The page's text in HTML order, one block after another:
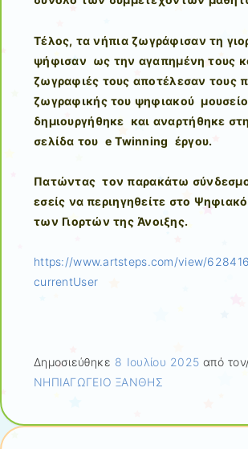
Τέλος, τα νήπια ζωγράφισαν τη
ψήφισαν ως την αγαπημένη τους
ζωγραφιές τους αποτέλεσαν τους
ζωγραφικής του ψηφιακού
δημιουργήθηκε και αναρτήθηκε
σελίδα του e Twinning έργου.
Πατώντας τον παρακάτω σύνδεσμο
εσείς να περιηγηθείτε στο
των Γιορτών της Άνοιξης.
https://www.artsteps.com/view/
currentUser
Δημοσιεύθηκε 8 Ιουλίου 2025 από
ΝΗΠΙΑΓΩΓΕΙΟ ΞΑΝΘΗΣ